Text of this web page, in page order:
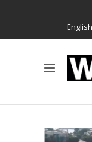
English